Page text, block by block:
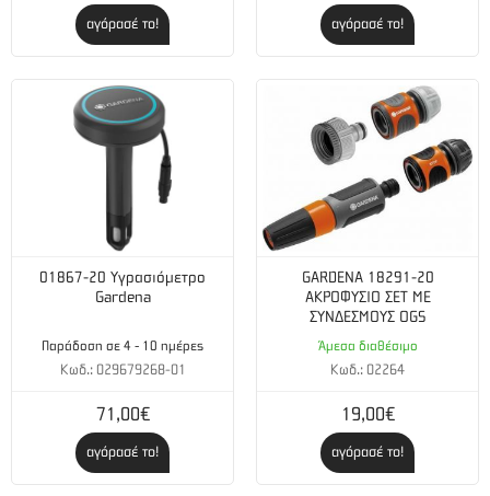
σάκο συλλογής Κιτ αναρρόφησης
αγόρασέ το! αγόρασέ το!
01867-20 Υγρασιόμετρο
Gardena
Παράδοση σε 4 - 10 ημέρες
Κωδ.: 029679268-01
71,00€
αγόρασέ το!
GARDENA 18291-20
ΑΚΡΟΦΥΣΙΟ ΣΕΤ ΜΕ
ΣΥΝΔΕΣΜΟΥΣ OGS
Άμεσα διαθέσιμο
Κωδ.: 02264
19,00€
αγόρασέ το!